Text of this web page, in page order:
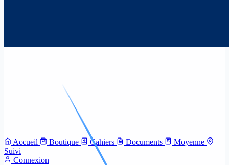
Accueil Boutique Cahiers Documents
Moyenne
Suivi
Connexion